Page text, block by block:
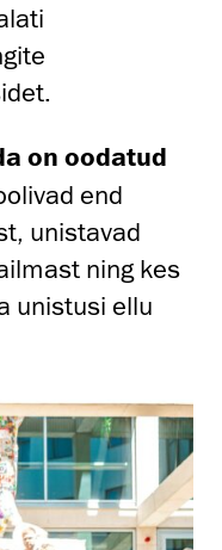
on oodatud
end
unistavad
ning kes
unistusi ellu